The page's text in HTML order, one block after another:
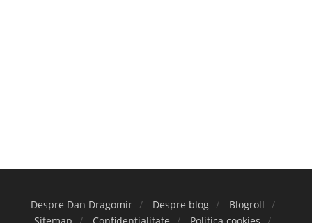
Despre Dan Dragomir Despre blog
Blogroll